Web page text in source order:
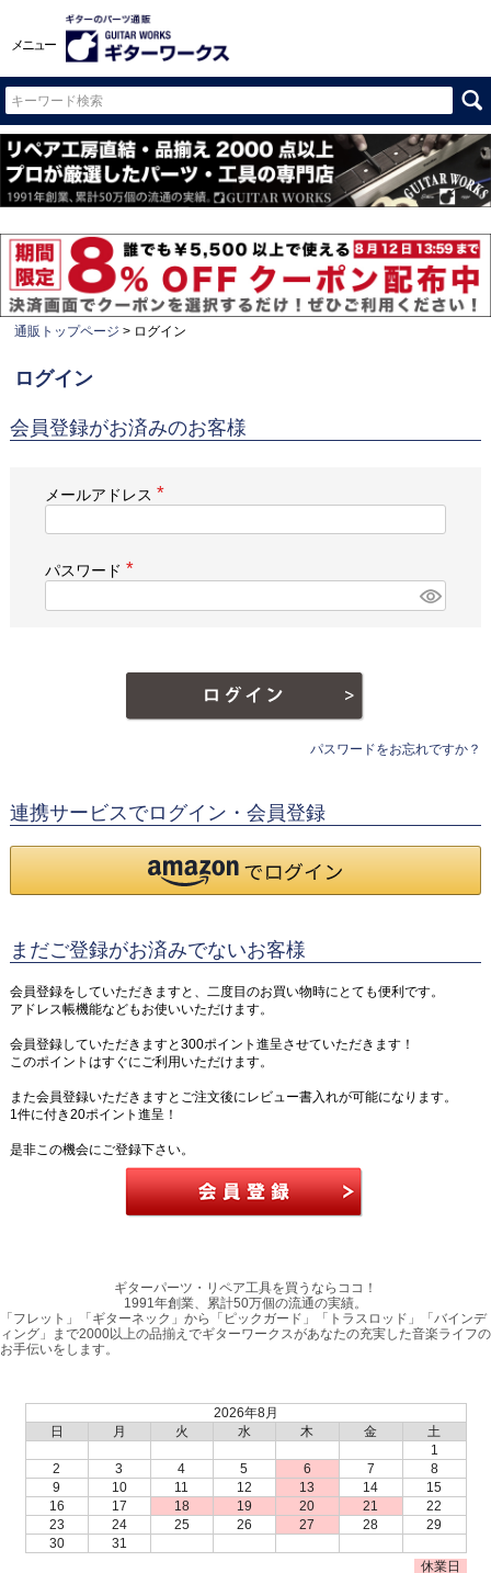
メニュー
通販トップページ ログイン
ログイン
会員登録がお済みのお客様
メールアドレス
(
必
パスワード
(
パスワードをお忘れですか？
連携サービスでログイン・会員登録
まだご登録がお済みでないお客様
会員登録をしていただきますと、二度目のお買い物時にとても便利です。
アドレス帳機能などもお使いいただけます。
会員登録していただきますと300ポイント進呈させていただきます！
このポイントはすぐにご利用いただけます。
また会員登録いただきますとご注文後にレビュー書入れが可能になります。
1件に付き20ポイント進呈！
是非この機会にご登録下さい。
ギターパーツ・リペア工具を買うならココ！
1991年創業、累計50万個の流通の実績。
「フレット」「ギターネック」から「ピックガード」「トラスロッド」「バインデ
ィング」まで2000以上の品揃えでギターワークスがあなたの充実した音楽ライフの
お手伝いをします。
2026年8月
日
月 火 水 木 金
土
1
2
3 4 5 6 7
8
9
10 11 12 13 14
15
16
17 18 19 20 21
22
23
24 25 26 27 28
29
30
31
休業日